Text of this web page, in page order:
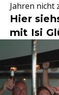
Jahren nicht
Hier
mit Isi